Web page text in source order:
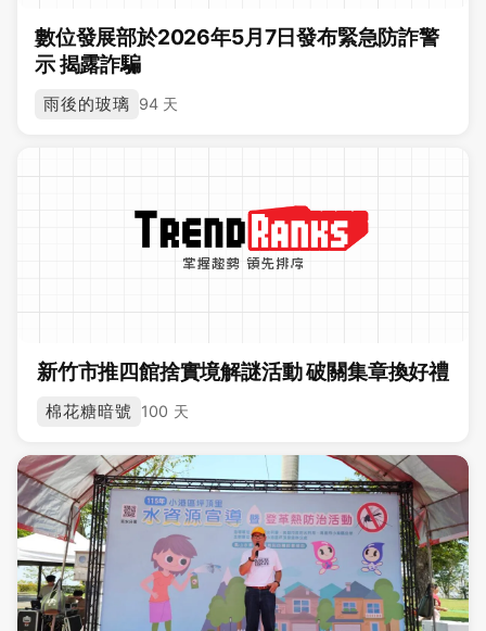
數位發展部於2026年5月7日發布緊急防詐警
示 揭露詐騙
雨後的玻璃 94 天
新竹市推四館捨實境解謎活動 破關集章換好禮
棉花糖暗號 100 天